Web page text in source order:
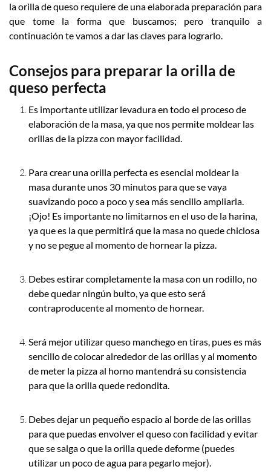
la orilla de queso requiere de una elaborada preparación para
que tome la forma que buscamos; pero tranquilo a
continuación te vamos a dar las claves para lograrlo.
Consejos para preparar la orilla de
queso perfecta
Es importante utilizar levadura en todo el proceso de
elaboración de la masa, ya que nos permite moldear las
orillas de la pizza con mayor facilidad.
Para crear una orilla perfecta es esencial moldear la
masa durante unos 30 minutos para que se vaya
suavizando poco a poco y sea más sencillo ampliarla.
¡Ojo! Es importante no limitarnos en el uso de la harina,
ya que es la que permitirá que la masa no quede chiclosa
y no se pegue al momento de hornear la pizza.
Debes estirar completamente la masa con un rodillo, no
debe quedar ningún bulto, ya que esto será
contraproducente al momento de hornear.
Será mejor utilizar queso manchego en tiras, pues es más
sencillo de colocar alrededor de las orillas y al momento
de meter la pizza al horno mantendrá su consistencia
para que la orilla quede redondita.
Debes dejar un pequeño espacio al borde de las orillas
para que puedas envolver el queso con facilidad y evitar
que se salga o que la orilla quede deforme (puedes
utilizar un poco de agua para pegarlo mejor).